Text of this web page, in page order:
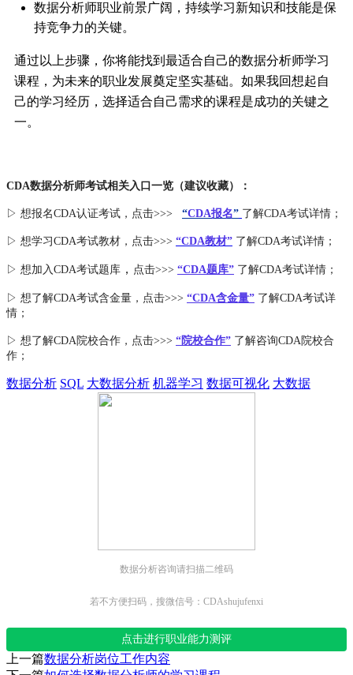
数据分析师职业前景广阔，持续学习新知识和技能是保
持竞争力的关键。
通过以上步骤，你将能找到最适合自己的数据分析师学习
课程，为未来的职业发展奠定坚实基础。如果我回想起自
己的学习经历，选择适合自己需求的课程是成功的关键之
一。
CDA数据分析师考试相关入口一览（建议收藏）：
▷ 想报名CDA认证考试，点击>>> “CDA报名” 了解CDA考试详情；
▷ 想学习CDA考试教材，点击>>> “CDA教材” 了解CDA考试详情；
▷ 想加入CDA考试题库 ， 点击>>> “CDA题库” 了解CDA考试详情；
▷ 想了解CDA考试含金量 ，点击>>> “CDA含金量” 了解CDA考试详
情；
▷ 想了解CDA院校合作 ，点击>>> “院校合作” 了解咨询CDA院校合
作；
数据分析 SQL 大数据分析 机器学习 数据可视化 大数据
数据分析咨询请扫描二维码
若不方便扫码，搜微信号：CDAshujufenxi
点击进行职业能力测评
上一篇数据分析岗位工作内容